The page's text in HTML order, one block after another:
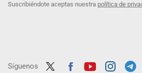
Suscribiéndote aceptas nuestra política de
Síguenos